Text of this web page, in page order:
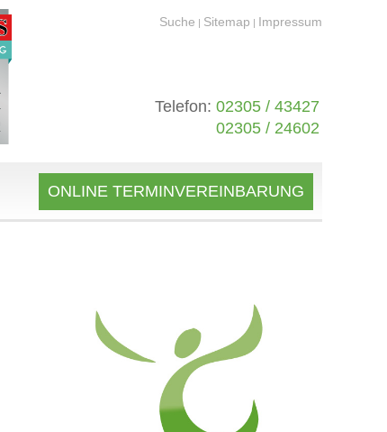
Suche | Sitemap | Impressum
Telefon: 02305 / 43427
02305 / 24602
ONLINE TERMINVEREINBARUNG